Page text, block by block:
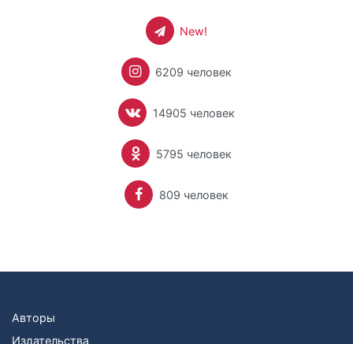
New!
6209 человек
14905 человек
5795 человек
809 человек
Авторы
Издательства